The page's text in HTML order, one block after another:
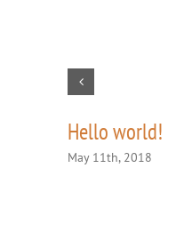
Hello world!
May 11th, 2018